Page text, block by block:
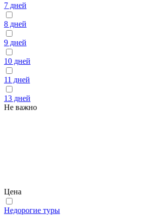
7 дней
8 дней
9 дней
10 дней
11 дней
13 дней
Не важно
Цена
Недорогие туры